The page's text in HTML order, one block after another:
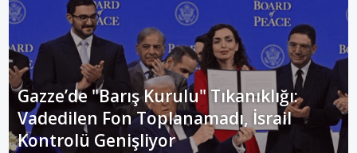
Gazze’de "Barış Kurulu" Tıkanıklığı:
Vadedilen Fon Toplanamadı, İsrail
Kontrolü Genişliyor